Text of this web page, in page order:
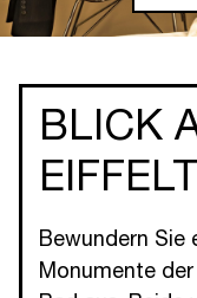
BLICK
Bewundern Sie
Monumente